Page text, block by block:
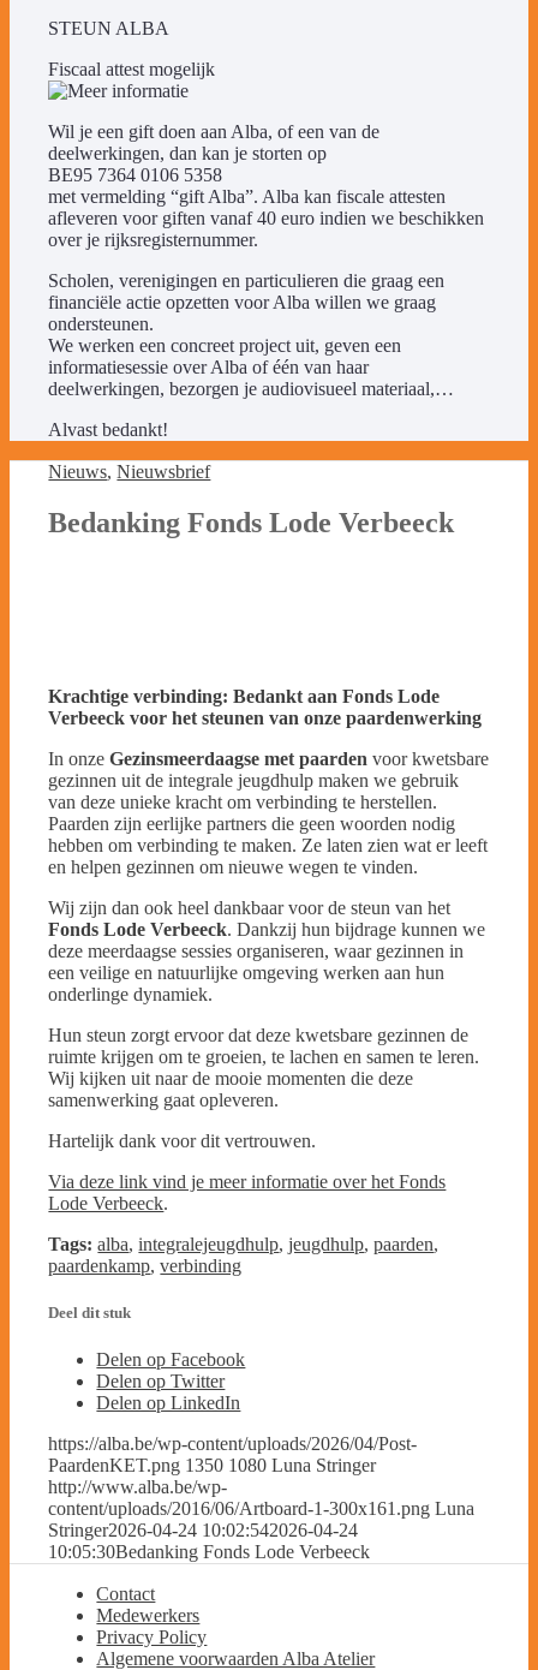
STEUN ALBA
Fiscaal attest mogelijk
Wil je een gift doen aan Alba, of een van de
deelwerkingen, dan kan je storten op
BE95 7364 0106 5358
met vermelding “gift Alba”. Alba kan fiscale attesten
afleveren voor giften vanaf 40 euro indien we beschikken
over je rijksregisternummer.
Scholen, verenigingen en particulieren die graag een
financiële actie opzetten voor Alba willen we graag
ondersteunen.
We werken een concreet project uit, geven een
informatiesessie over Alba of één van haar
deelwerkingen, bezorgen je audiovisueel materiaal,…
Alvast bedankt!
Nieuws,Nieuwsbrief
Bedanking Fonds Lode Verbeeck
Krachtige verbinding: Bedankt aan Fonds Lode
Verbeeck voor het steunen van onze paardenwerking
In onzeGezinsmeerdaagse met paarden voor kwetsbare
gezinnen uit de integrale jeugdhulp maken we gebruik
van deze unieke kracht om verbinding te herstellen.
Paarden zijn eerlijke partners die geen woorden nodig
hebben om verbinding te maken. Ze laten zien wat er leeft
en helpen gezinnen om nieuwe wegen te vinden.
Wij zijn dan ook heel dankbaar voor de steun van het
Fonds Lode Verbeeck. Dankzij hun bijdrage kunnen we
deze meerdaagse sessies organiseren, waar gezinnen in
een veilige en natuurlijke omgeving werken aan hun
onderlinge dynamiek.
Hun steun zorgt ervoor dat deze kwetsbare gezinnen de
ruimte krijgen om te groeien, te lachen en samen te leren.
Wij kijken uit naar de mooie momenten die deze
samenwerking gaat opleveren.
Hartelijk dank voor dit vertrouwen.
Via deze link vind je meer informatie over het Fonds
Lode Verbeeck.
Tags: alba,integralejeugdhulp,jeugdhulp,paarden,
paardenkamp,verbinding
Deel dit stuk
Delen op Facebook
Delen op Twitter
Delen op LinkedIn
https://alba.be/wp-content/uploads/2026/04/Post-
PaardenKET.png 1350 1080 Luna Stringer
http://www.alba.be/wp-
content/uploads/2016/06/Artboard-1-300x161.png Luna
Stringer2026-04-24 10:02:542026-04-24
10:05:30Bedanking Fonds Lode Verbeeck
Contact
Medewerkers
Privacy Policy
Algemene voorwaarden Alba Atelier